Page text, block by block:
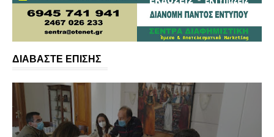
ΔΙΑΒΑΣΤΕ ΕΠΙΣΗΣ